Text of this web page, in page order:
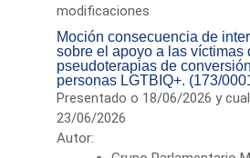
modificaciones
Moción consecuencia de
sobre el apoyo a las víctimas
pseudoterapias de
personas LGTBIQ+. (173/
Presentado o 18/06/2026 y
23/06/2026
Autor: